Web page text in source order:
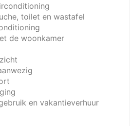
toilet en wastafel
de woonkamer
en vakantieverhuur